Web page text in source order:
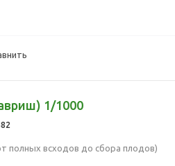
1/1000
полных всходов до сбора плодов)